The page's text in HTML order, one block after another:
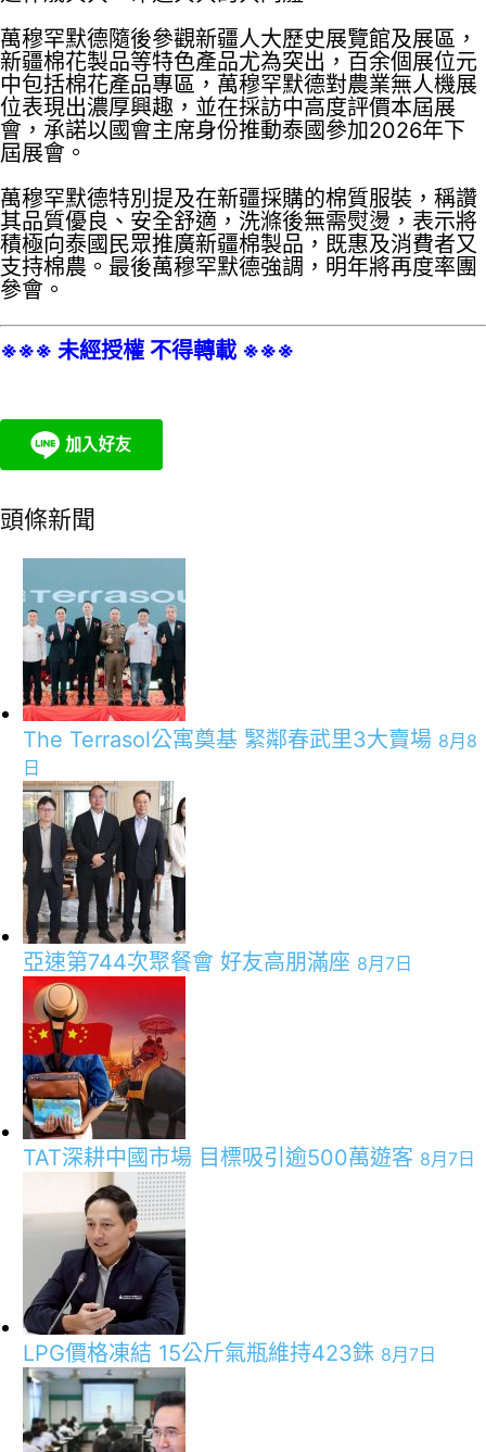
萬穆罕默德隨後參觀新疆人大歷史展覽館及展區，
新疆棉花製品等特色產品尤為突出，百余個展位元
中包括棉花產品專區，萬穆罕默德對農業無人機展
位表現出濃厚興趣，並在採訪中高度評價本屆展
會，承諾以國會主席身份推動泰國參加2026年下
屆展會。
萬穆罕默德特別提及在新疆採購的棉質服裝，稱讚
其品質優良、安全舒適，洗滌後無需熨燙，表示將
積極向泰國民眾推廣新疆棉製品，既惠及消費者又
支持棉農。最後萬穆罕默德強調，明年將再度率團
參會。
※※※ 未經授權 不得轉載 ※※※
頭條新聞
The Terrasol公寓奠基 緊鄰春武里3大賣場 8月8
日
亞速第744次聚餐會 好友高朋滿座 8月7日
TAT深耕中國市場 目標吸引逾500萬遊客 8月7日
LPG價格凍結 15公斤氣瓶維持423銖 8月7日